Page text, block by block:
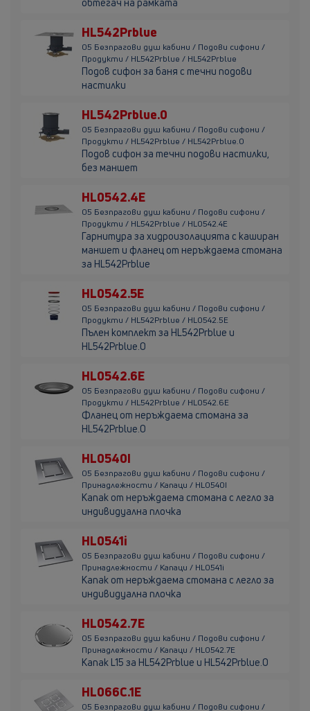
обтегач на рамката
HL542Prblue
05 Безпрагови душ кабини / Подови сифони /
Продукти / HL542Prblue / HL542Prblue
Подов сифон за баня с течни подови
настилки
HL542Prblue.0
05 Безпрагови душ кабини / Подови сифони /
Продукти / HL542Prblue / HL542Prblue.0
Подов сифон за течни подови настилки,
без маншет
HL0542.4E
05 Безпрагови душ кабини / Подови сифони /
Продукти / HL542Prblue / HL0542.4E
Гарнитура за хидроизолацията с каширан
маншет и фланец от неръждаема стомана
за HL542Prblue
HL0542.5E
05 Безпрагови душ кабини / Подови сифони /
Продукти / HL542Prblue / HL0542.5E
Пълен комплект за HL542Prblue и
HL542Prblue.0
HL0542.6E
05 Безпрагови душ кабини / Подови сифони /
Продукти / HL542Prblue / HL0542.6E
Фланец от неръждаема стомана за
HL542Prblue.0
HL0540I
05 Безпрагови душ кабини / Подови сифони /
Принадлежности / Капаци / HL0540I
Капак от неръждаема стомана с легло за
индивидуална плочка
HL0541i
05 Безпрагови душ кабини / Подови сифони /
Принадлежности / Капаци / HL0541i
Капак от неръждаема стомана с легло за
индивидуална плочка
HL0542.7E
05 Безпрагови душ кабини / Подови сифони /
Принадлежности / Капаци / HL0542.7E
Капак L15 за HL542Prblue и HL542Prblue.0
HL066C.1E
05 Безпрагови душ кабини / Подови сифони /